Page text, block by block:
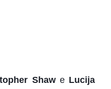
Shawe Lucija